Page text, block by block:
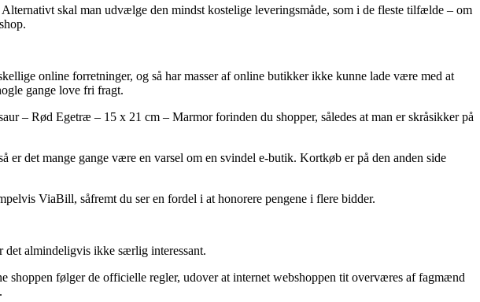
skal man udvælge den mindst kostelige leveringsmåde, som i de fleste tilfælde – om
online forretninger, og så har masser af online butikker ikke kunne lade være med at
gange love fri fragt.
– Rød Egetræ – 15 x 21 cm – Marmor forinden du shopper, således at man er skråsikker på
det mange gange være en varsel om en svindel e-butik. Kortkøb er på den anden side
ViaBill, såfremt du ser en fordel i at honorere pengene i flere bidder.
det almindeligvis ikke særlig interessant.
følger de officielle regler, udover at internet webshoppen tit overværes af fagmænd